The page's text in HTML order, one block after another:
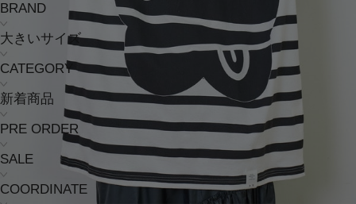
BRAND
大きいサイズ
CATEGORY
新着商品
PRE ORDER
SALE
COORDINATE